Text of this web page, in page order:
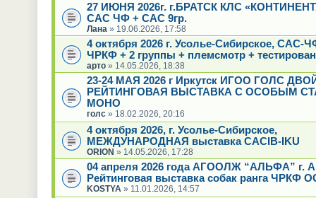
27 ИЮНЯ 2026г. г.БРАТСК КЛС
САС ЧФ + САС 9гр.
Лана » 19.06.2026, 17:58
4 октября 2026 г. Усолье-Сибирское, САС-
ЧРКФ + 2 группы + племсмотр +
арто» 14.05.2026, 18:38
23-24 МАЯ 2026 г Иркутск ИГОО ГОЛС
РЕЙТИНГОВАЯ ВЫСТАВКА С ОСОБЫМ
МОНО
голс» 18.02.2026, 20:16
4 октября 2026, г. Усолье-Сибирское,
МЕЖДУНАРОДНАЯ выставка CACIB-IKU
ORION » 14.05.2026, 17:28
04 апреля 2026 года АГООЛЖ “АЛЬФА” г.
Рейтинговая выставка собак ранга ЧРКФ
KOSTYA » 11.01.2026, 14:57